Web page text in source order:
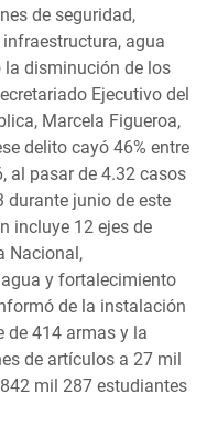
de seguridad,
agua
la disminución de los
Ejecutivo del
Marcela Figueroa,
delito cayó 46% entre
al pasar de 4.32 casos
durante junio de este
incluye 12 ejes de
Nacional,
y fortalecimiento
de la instalación
de 414 armas y la
de artículos a 27 mil
mil 287 estudiantes